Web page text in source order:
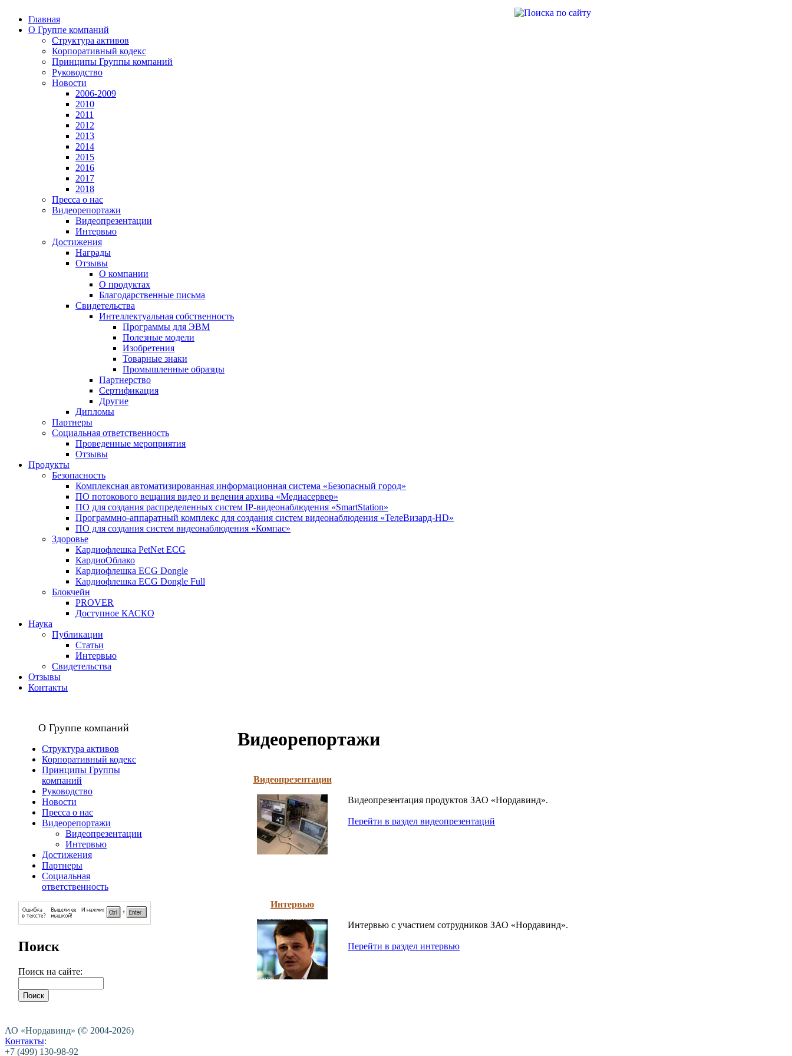
Главная
О Группе компаний
Структура активов
Корпоративный кодекс
Принципы Группы компаний
Руководство
Новости
2006-2009
2010
2011
2012
2013
2014
2015
2016
2017
2018
Пресса о нас
Видеорепортажи
Видеопрезентации
Интервью
Достижения
Награды
Отзывы
О компании
О продуктах
Благодарственные письма
Свидетельства
Интеллектуальная собственность
Программы для ЭВМ
Полезные модели
Изобретения
Товарные знаки
Промышленные образцы
Партнерство
Сертификация
Другие
Дипломы
Партнеры
Социальная ответственность
Проведенные мероприятия
Отзывы
Продукты
Безопасность
Комплексная автоматизированная информационная система «Безопасный город»
ПО потокового вещания видео и ведения архива «Медиасервер»
ПО для создания распределенных систем IP-видеонаблюдения «SmartStation»
Программно-аппаратный комплекс для создания систем видеонаблюдения «ТелеВизард-HD»
ПО для создания систем видеонаблюдения «Компас»
Здоровье
Кардиофлешка PetNet ECG
КардиоОблако
Кардиофлешка ЕCG Dongle
Кардиофлешка ECG Dongle Full
Блокчейн
PROVER
Доступное КАСКО
Наука
Публикации
Статьи
Интервью
Свидетельства
Отзывы
Контакты
О Группе компаний
Структура активов
Корпоративный кодекс
Принципы Группы
компаний
Руководство
Новости
Пресса о нас
Видеорепортажи
Видеопрезентации
Интервью
Достижения
Партнеры
Социальная
ответственность
Поиск
Поиск на сайте:
Видеорепортажи
Видеопрезентации
Видеопрезентация продуктов ЗАО «Нордавинд».
Перейти в раздел видеопрезентаций
Интервью
Интервью с участием сотрудников ЗАО «Нордавинд».
Перейти в раздел интервью
АО «Нордавинд» (© 2004-2026)
Контакты:
+7 (499) 130-98-92